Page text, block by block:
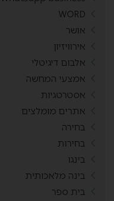
WORD
אושר
אירוויזיון
אלבום דיגיטלי
אמצעי המחשה
אסטרטגיות
אתרים מומלצים
בחירה
בחירות
בינגו
בינה מלאכותית
בית ספר